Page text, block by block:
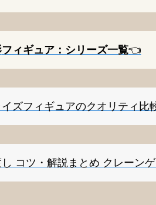
フィギュア：シリーズ一覧👈️
ズフィギュアのクオリティ比
コツ・解説まとめ クレーン